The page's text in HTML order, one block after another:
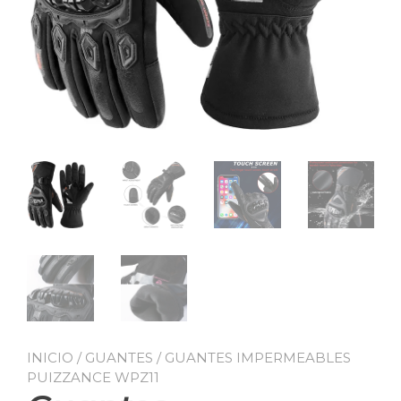
INICIO / GUANTES / GUANTES IMPERMEABLES
PUIZZANCE WPZ11